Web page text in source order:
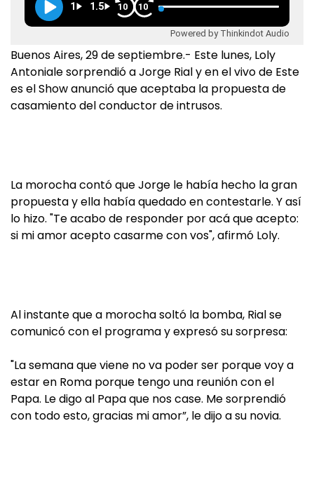
1 1.5 10 10
Powered by Thinkindot Audio
Buenos Aires, 29 de septiembre.- Este lunes, Loly
Antoniale sorprendió a Jorge Rial y en el vivo de Este
es el Show anunció que aceptaba la propuesta de
casamiento del conductor de intrusos.
La morocha contó que Jorge le había hecho la gran
propuesta y ella había quedado en contestarle. Y así
lo hizo. "Te acabo de responder por acá que acepto:
si mi amor acepto casarme con vos", afirmó Loly.
Al instante que a morocha soltó la bomba, Rial se
comunicó con el programa y expresó su sorpresa:
"La semana que viene no va poder ser porque voy a
estar en Roma porque tengo una reunión con el
Papa. Le digo al Papa que nos case. Me sorprendió
con todo esto, gracias mi amor”, le dijo a su novia.